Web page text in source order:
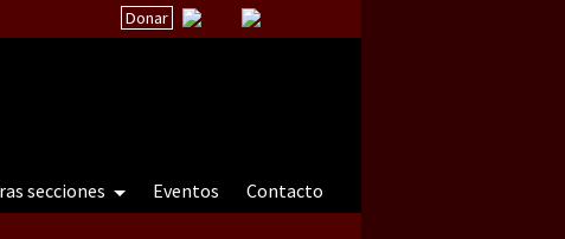
Donar
secciones Eventos
Contacto